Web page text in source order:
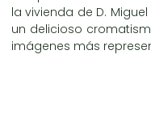
la vivienda de D.
un delicioso
imágenes más